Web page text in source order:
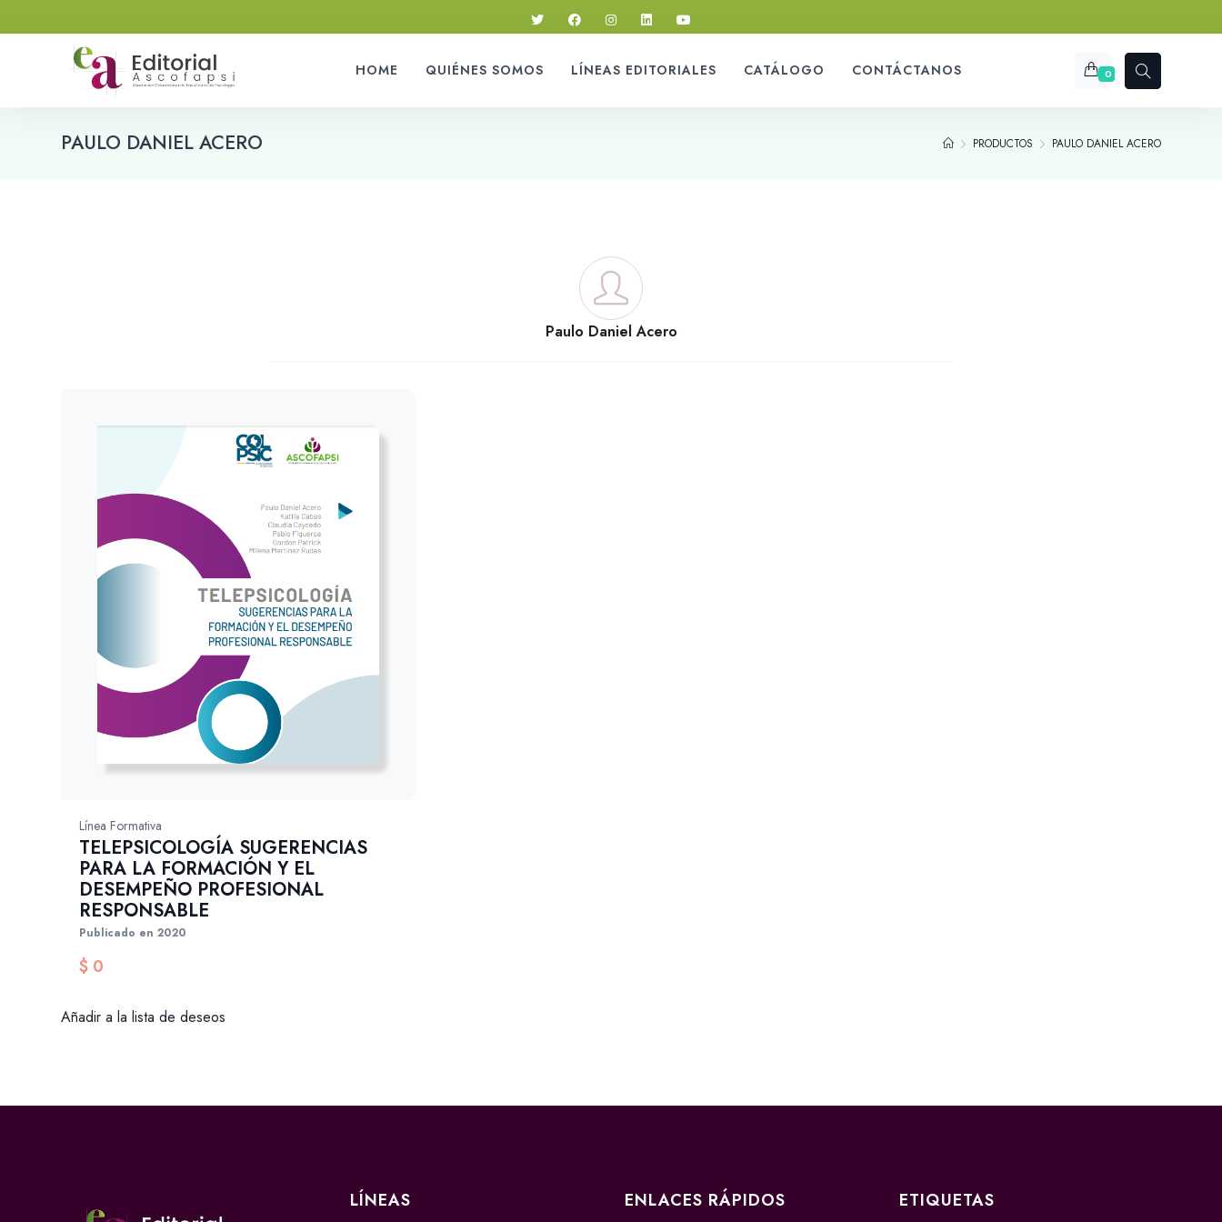
HOME QUIÉNES SOMOS LÍNEAS EDITORIALES CATÁLOGO CONTÁCTANOS 0
PAULO DANIEL ACERO PRODUCTOS PAULO DANIEL ACERO
Paulo Daniel Acero
Línea Formativa
TELEPSICOLOGÍA SUGERENCIAS
PARA LA FORMACIÓN Y EL
DESEMPEÑO PROFESIONAL
RESPONSABLE
Publicado en 2020
$ 0
Añadir a la lista de deseos
LÍNEAS ENLACES RÁPIDOS ETIQUETAS